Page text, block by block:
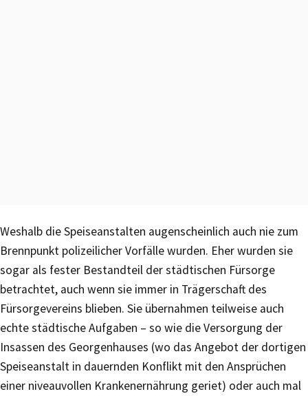
Weshalb die Speiseanstalten augenscheinlich auch nie zum
Brennpunkt polizeilicher Vorfälle wurden. Eher wurden sie
sogar als fester Bestandteil der städtischen Fürsorge
betrachtet, auch wenn sie immer in Trägerschaft des
Fürsorgevereins blieben. Sie übernahmen teilweise auch
echte städtische Aufgaben – so wie die Versorgung der
Insassen des Georgenhauses (wo das Angebot der dortigen
Speiseanstalt in dauernden Konflikt mit den Ansprüchen
einer niveauvollen Krankenernährung geriet) oder auch mal